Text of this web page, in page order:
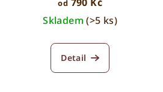
od
Skladem(>5 ks)
Detail